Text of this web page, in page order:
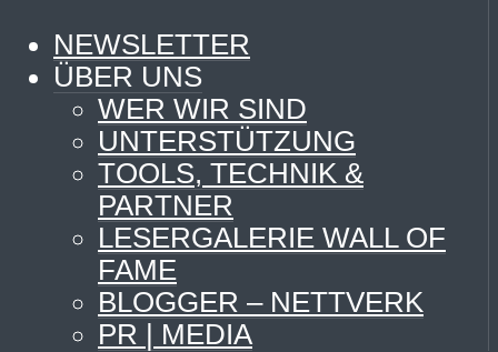
NEWSLETTER
ÜBER UNS
WER WIR SIND
UNTERSTÜTZUNG
TOOLS, TECHNIK &
PARTNER
LESERGALERIE WALL OF
FAME
BLOGGER – NETTVERK
PR | MEDIA